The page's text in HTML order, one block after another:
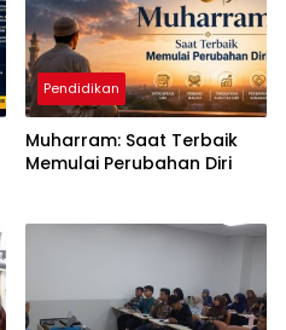
Pendidikan
Muharram: Saat Terbaik
Memulai Perubahan Diri